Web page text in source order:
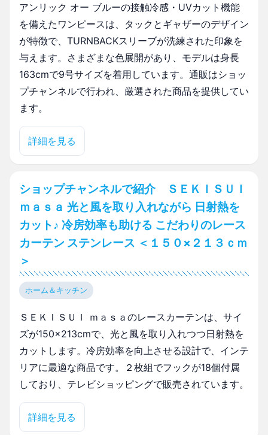
アンリック オー ブルーの接触冷感・UVカット機能
を備えたワンピースは、タックとギャザーのデザイン
が特徴で、TURNBACKスリーブが洗練された印象を
与えます。さまざまな色展開があり、モデルは身長
163cmで9号サイズを着用しています。通販はショッ
プチャンネルで行われ、厳選された商品を提供してい
ます。
詳細を見る
ショップチャンネルで紹介 ＳＥＫＩＳＵＩ
ｍａｓａ 光と風を取り入れながら 日射熱を
カット♪ 冷房効率も助ける こだわりのレース
カーテン ステンレース ＜１５０×２１３ｃｍ
＞
ホーム＆キッチン
ＳＥＫＩＳＵＩ ｍａｓａのレースカーテンは、サイ
ズが150×213cmで、光と風を取り入れつつ日射熱を
カットします。冷房効率を向上させる設計で、インテ
リアに最適な商品です。２枚組でフックが18個付属
しており、テレビショッピングで販売されています。
詳細を見る